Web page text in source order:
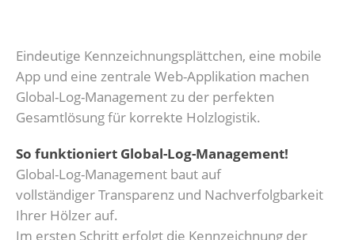
Eindeutige Kennzeichnungsplättchen, eine mobile
App und eine zentrale Web-Applikation machen
Global-Log-Management zu der perfekten
Gesamtlösung für korrekte Holzlogistik.
So funktioniert Global-Log-Management!
Global-Log-Management baut auf
vollständiger Transparenz und Nachverfolgbarkeit
Ihrer Hölzer auf.
Im ersten Schritt erfolgt die Kennzeichnung der